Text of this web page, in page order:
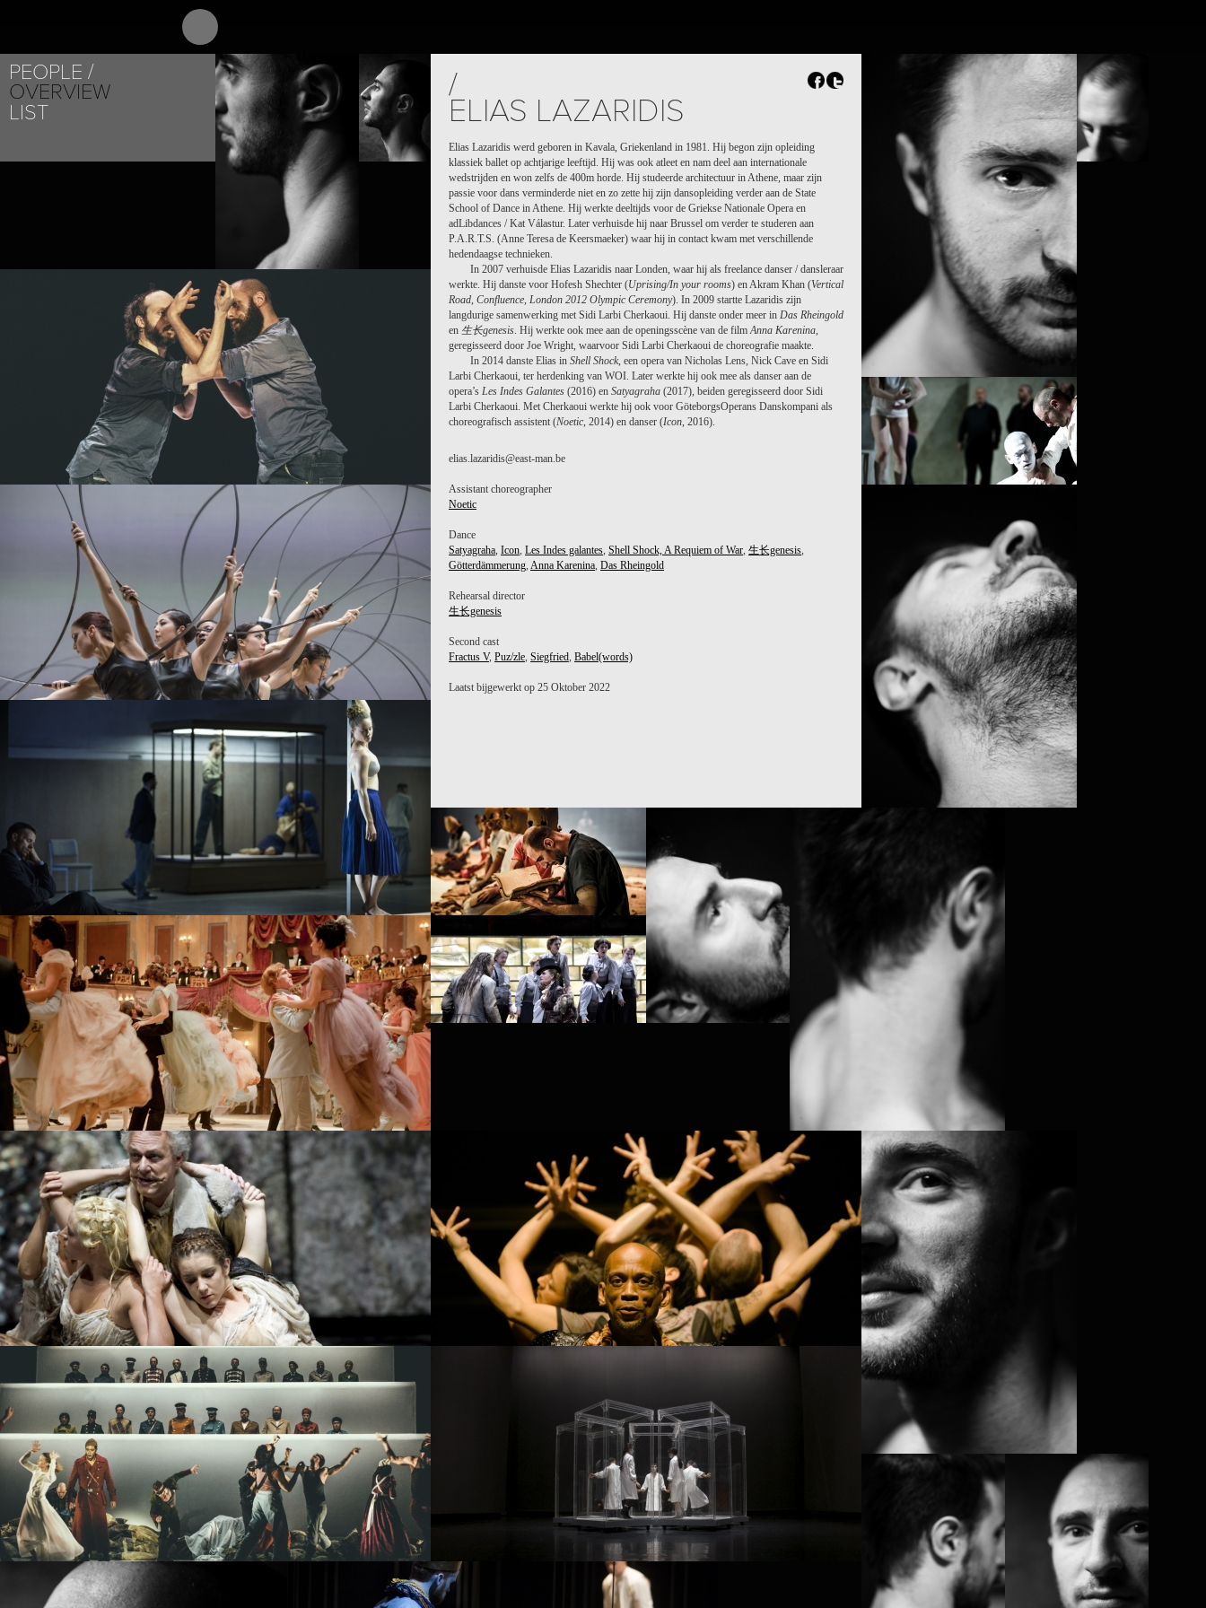
PEOPLE
OVERVIEW
LIST
/
ELIAS LAZARIDIS
Elias Lazaridis werd geboren in Kavala, Griekenland in 1981. Hij begon zijn opleiding
klassiek ballet op achtjarige leeftijd. Hij was ook atleet en nam deel aan internationale
wedstrijden en won zelfs de 400m horde. Hij studeerde architectuur in Athene, maar zijn
passie voor dans verminderde niet en zo zette hij zijn dansopleiding verder aan de State
School of Dance in Athene. Hij werkte deeltijds voor de Griekse Nationale Opera en
adLibdances / Kat Válastur. Later verhuisde hij naar Brussel om verder te studeren aan
P.A.R.T.S. (Anne Teresa de Keersmaeker) waar hij in contact kwam met verschillende
hedendaagse technieken.
In 2007 verhuisde Elias Lazaridis naar Londen, waar hij als freelance danser / dansleraar
werkte. Hij danste voor Hofesh Shechter (Uprising/In your rooms) en Akram Khan (Vertical
Road, Confluence, London 2012 Olympic Ceremony). In 2009 startte Lazaridis zijn
langdurige samenwerking met Sidi Larbi Cherkaoui. Hij danste onder meer in Das Rheingold
en 生长genesis. Hij werkte ook mee aan de openingsscène van de filmAnna Karenina,
geregisseerd door Joe Wright, waarvoor Sidi Larbi Cherkaoui de choreografie maakte.
In 2014 danste Elias in Shell Shock, een opera van Nicholas Lens, Nick Cave en Sidi
Larbi Cherkaoui, ter herdenking van WOI. Later werkte hij ook mee als danser aan de
opera’s Les Indes Galantes (2016) en Satyagraha (2017), beiden geregisseerd door Sidi
Larbi Cherkaoui. Met Cherkaoui werkte hij ook voor GöteborgsOperans Danskompani als
choreografisch assistent (Noetic, 2014) en danser (Icon, 2016).
elias.lazaridis@east-man.be
Assistant choreographer
Noetic
Dance
Satyagraha, Icon, Les Indes galantes, Shell Shock, A Requiem of War, 生长genesis,
Götterdämmerung, Anna Karenina, Das Rheingold
Rehearsal director
生长genesis
Second cast
Fractus V, Puz/zle, Siegfried, Babel(words)
Laatst bijgewerkt op 25 Oktober 2022
PROJECT /
FRACTUS V
PROJECT /
PUZ/ZLE
ICON
DAS RHEINGOLD
PROJECT /
GÖTTERDÄMMERUNG
PROJECT /
BABEL(WORDS)
PROJECT /
生长GENESIS